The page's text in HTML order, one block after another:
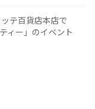
テ百貨店本店で
ィー」のイベント